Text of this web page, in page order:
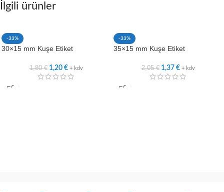
İlgili ürünler
-33%
30×15 mm Kuşe Etiket
1,80€ 1,20 € + kdv
-33%
35×15 mm Kuşe Etiket
2,05€ 1,37 € + kdv